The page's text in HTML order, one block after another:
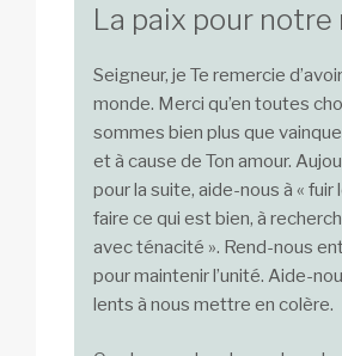
La paix pour notre
Seigneur, je Te remercie
monde. Merci qu’en toutes
sommes bien plus que
et à cause de Ton amour.
pour la suite, aide-nous à « fuir
faire ce qui est bien, à
avec ténacité ». Rend-nous
pour maintenir l’unité. Aide-
lents à nous mettre en colère.